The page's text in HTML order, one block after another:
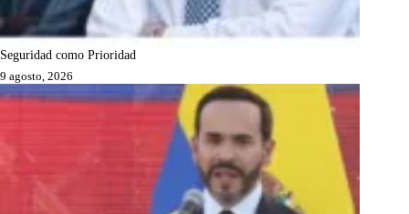
Seguridad como Prioridad
9 agosto, 2026